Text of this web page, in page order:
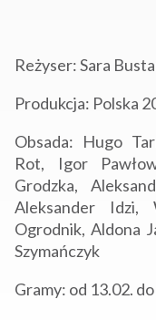
Reżyser: Sara
Produkcja: Polska
Obsada: Hugo
Rot, Igor
Grodzka,
Aleksander Idzi,
Ogrodnik, Aldona
Szymańczyk
Gramy: od 13.02.